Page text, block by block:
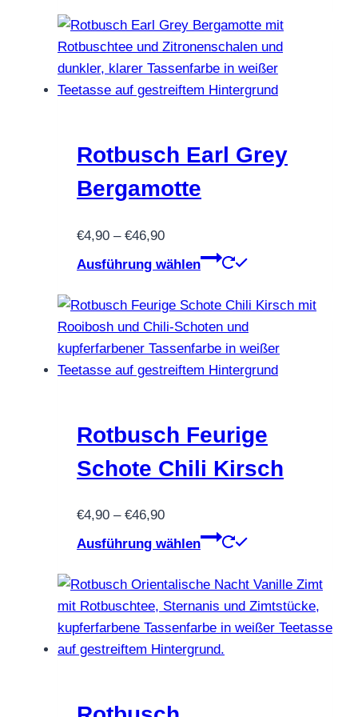
€46,80
weist
mehrere
Varianten
auf.
können
werden
Rotbusch Earl Grey
Bergamotte
€4,90 – €46,90Preisspanne:
€4,90
€46,90
Ausführung wählen
Dieses
weist
mehrere
Varianten
auf.
können
auf
der
werden
Rotbusch Feurige
Schote Chili Kirsch
€4,90 – €46,90Preisspanne:
€4,90
€46,90
Ausführung wählen
Dieses
weist
mehrere
Varianten